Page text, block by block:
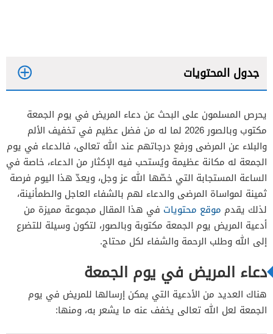
جدول المحتويات
يحرص المسلمون على البحث عن دعاء المريض في يوم الجمعة
مكتوب وبالصور 2026 لما له من فضل عظيم في تخفيف الألم
والبلاء عن المرضى ورفع درجاتهم عند الله تعالى، فالدعاء في يوم
الجمعة له مكانة عظيمة ويُستحب فيه الإكثار من الدعاء، خاصة في
الساعة المستجابة التي خصّها الله عز وجل، ويعدّ هذا اليوم فرصة
ثمينة لمواساة المرضى والدعاء لهم بالشفاء العاجل والطمأنينة،
لذلك يقدم موقع محتويات في هذا المقال مجموعة مميزة من
أدعية المريض يوم الجمعة مكتوبة وبالصور، لتكون وسيلة للتضرع
إلى الله وطلب الرحمة والشفاء لكل محتاج.
دعاء المريض في يوم الجمعة
هناك العديد من الأدعية التي يمكن إرسالها للمريض في يوم
الجمعة لعل الله تعالى يخفف عنه ما يشعر به، ومنها: